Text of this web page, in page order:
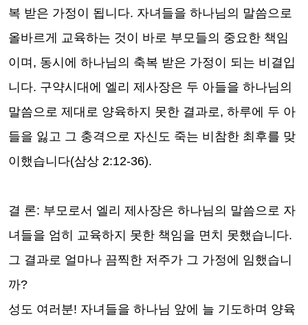
복 받은 가정이 됩니다. 자녀들을 하나님의 말씀으로
올바르게 교육하는 것이 바로 부모들의 중요한 책임
이며 , 동시에 하나님의 축복 받은 가정이 되는 비결입
니다. 구약시대에 엘리 제사장은 두 아들을 하나님의
말씀으로 제대로 양육하지 못한 결과로, 하루에 두 아
들을 잃고 그 충격으로 자신도 죽는 비참한 최후를 맞
이했습니다(삼상 2:12-36).
결 론: 부모로서 엘리 제사장은 하나님의 말씀으로 자
녀들을 엄히 교육하지 못한 책임을 면치 못했습니다.
그 결과로 얼마나 끔찍한 저주가 그 가정에 임했습니
까?
성도 여러분! 자녀들을 하나님 앞에 늘 기도하며 양육